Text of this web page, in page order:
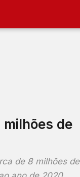
milhões de
de 8 milhões de